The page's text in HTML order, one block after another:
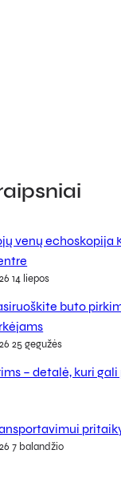
venų echoskopija
14 liepos
buto
25 gegužės
– detalė, kuri
7 balandžio